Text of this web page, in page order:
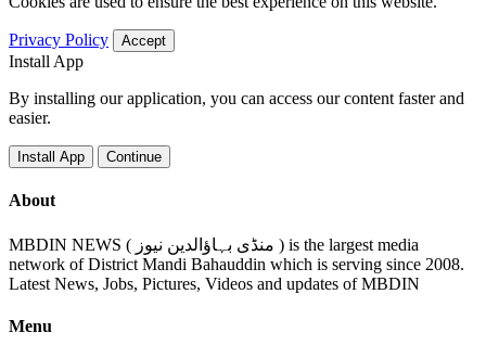
Privacy Policy Accept
Install App
By installing our application, you can access our content faster and
easier.
Install App Continue
About
MBDIN NEWS ( منڈی بہاؤالدین نیوز ) is the largest media
network of District Mandi Bahauddin which is serving since 2008.
Latest News, Jobs, Pictures, Videos and updates of MBDIN
Menu